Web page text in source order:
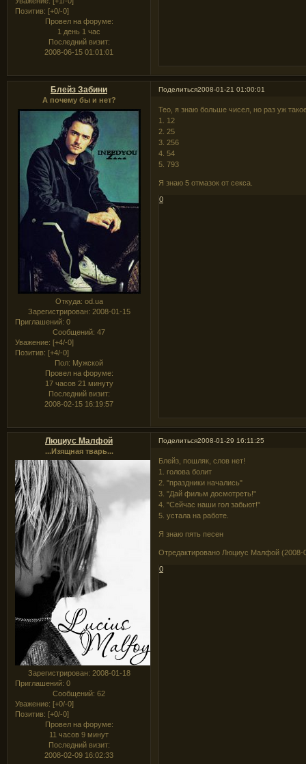
Позитив: [+0/-0]
Провел на форуме:
1 день 1 час
Последний визит:
2008-06-15 01:01:01
Поделиться2008-01-21 01:00:01
Блейз Забини
А почему бы и нет?
Откуда: od.ua
Зарегистрирован: 2008-01-15
Приглашений: 0
Сообщений: 47
Уважение: [+4/-0]
Позитив: [+4/-0]
Пол: Мужской
Провел на форуме:
17 часов 21 минуту
Последний визит:
2008-02-15 16:19:57
Тео, я знаю больше чисел, но раз уж
1. 12
2. 25
3. 256
4. 54
5. 793
Я знаю 5 отмазок от секса.
0
Поделиться2008-01-29 16:11:25
Люциус Малфой
...Изящная тварь...
Зарегистрирован: 2008-01-18
Приглашений: 0
Сообщений: 62
Уважение: [+0/-0]
Позитив: [+0/-0]
Провел на форуме:
11 часов 9 минут
Последний визит:
2008-02-09 16:02:33
Блейз, пошляк, слов нет!
1. голова болит
2. "праздники начались"
3. "Дай фильм досмотреть!"
4. "Сейчас наши гол забьют!"
5. устала на работе.
Я знаю пять песен
Отредактировано Люциус Малфой (2008-
0